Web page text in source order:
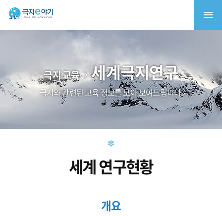
극지 교육 세계극지연구
극지와 관련된 교육 정보를 모아 보여드립니다.
세계 연구현황
개요